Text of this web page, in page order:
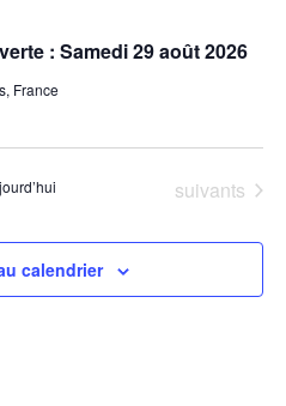
: Samedi 29 août 2026
France
Évènements
suivants
calendrier